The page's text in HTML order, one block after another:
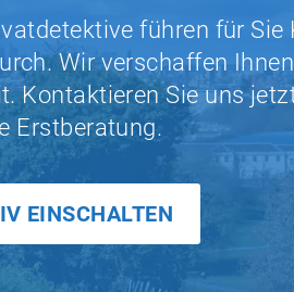
führen für Sie
Wir verschaffen
Kontaktieren Sie uns
Erstberatung.
EINSCHALTEN